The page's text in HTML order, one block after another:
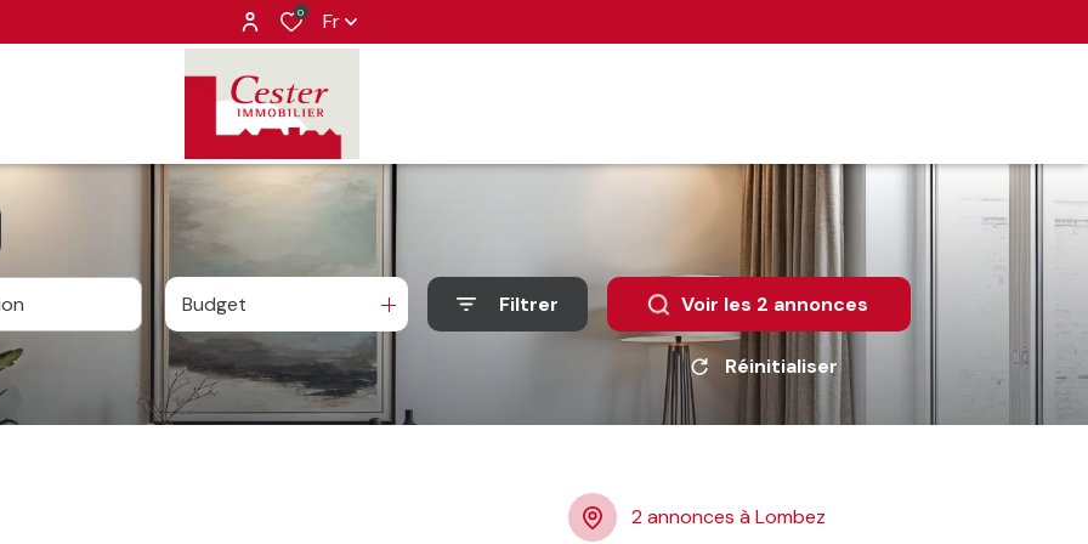
0 Fr
Budget Filtrer Voir les 2 annonces
Réinitialiser
2 annonces à Lombez